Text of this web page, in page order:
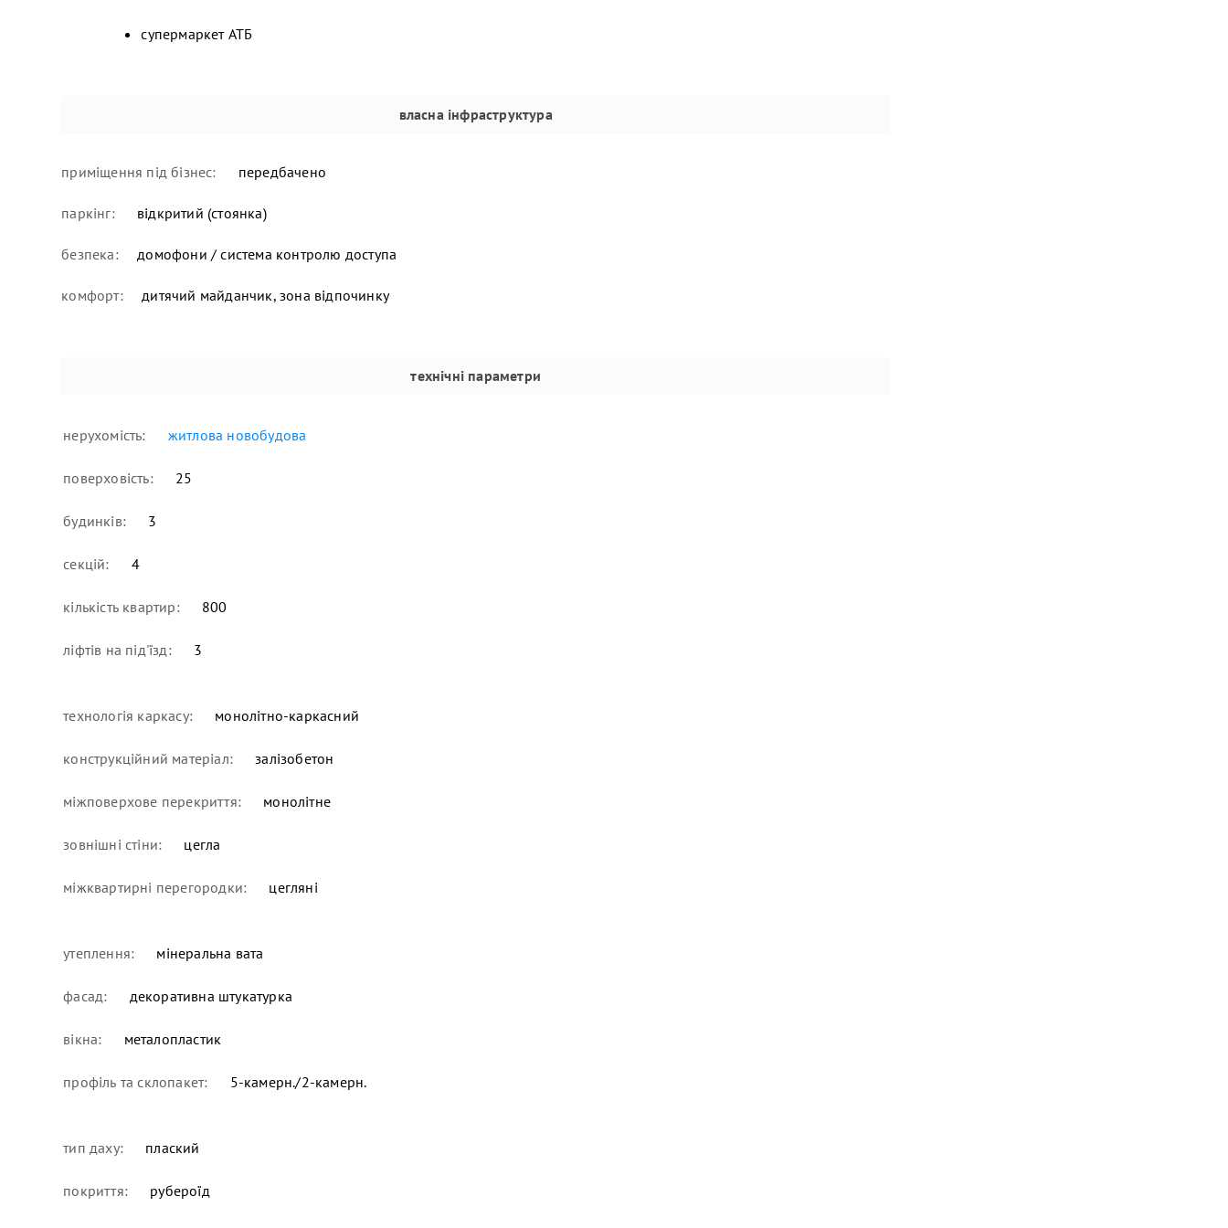
супермаркет АТБ
власна інфраструктура
приміщення під бізнес: передбачено
паркінг: відкритий (стоянка)
безпека: домофони / система контролю доступа
комфорт: дитячий майданчик, зона відпочинку
технічні параметри
нерухомість: житлова новобудова
поверховість: 25
будинків: 3
секцій: 4
кількість квартир: 800
ліфтів на під'їзд: 3
технологія каркасу: монолітно-каркасний
конструкційний матеріал: залізобетон
міжповерхове перекриття: монолітне
зовнішні стіни: цегла
міжквартирні перегородки: цегляні
утеплення: мінеральна вата
фасад: декоративна штукатурка
вікна: металопластик
профіль та склопакет: 5-камерн./2-камерн.
тип даху: плаский
покриття: рубероїд